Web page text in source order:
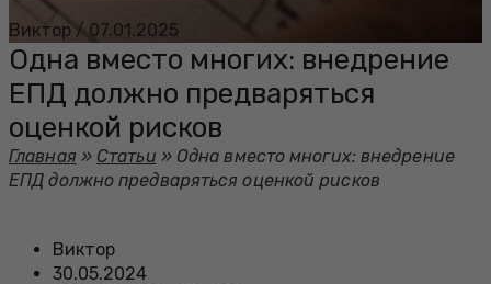
Виктор / 07.01.2025
Одна вместо многих: внедрение
ЕПД должно предваряться
оценкой рисков
Главная » Статьи » Одна вместо многих: внедрение
ЕПД должно предваряться оценкой рисков
Виктор
30.05.2024